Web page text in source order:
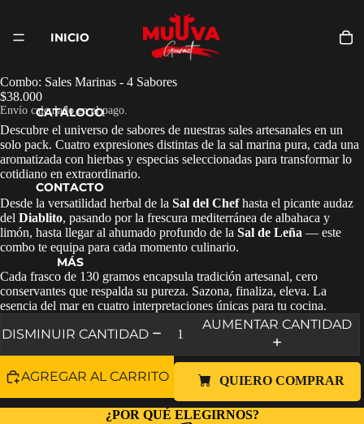
INICIO
CATÁLOGO
CONTACTO
MÁS
Combo: Sales Marinas - 4 Sabores
$38.000
Envío calculado en el pago.
Descubre el universo de sabores de nuestras sales artesanales en un
solo pack. Cuatro expresiones distintas de la sal marina pura, cada una
aromatizada con hierbas y especias seleccionadas para transformar lo
cotidiano en extraordinario.
Desde la versatilidad herbal de la Sal del Chefhasta el picante audaz
del Diablito, pasando por la frescura mediterránea de albahaca y
limón, hasta llegar al ahumado profundo de la Sal de Leña — este
combo te equipa para cada momento culinario.
Cada frasco de 130 gramos encapsula tradición artesanal, cero
conservantes que respalda su pureza. Sazona, finaliza, eleva. La
esencia del mar en cuatro interpretaciones únicas para tu cocina.
DISMINUIR CANTIDAD
AUMENTAR CANTIDAD
AGREGAR AL CARRITO QUIERO COMPRAR
¿POR QUÉ ELEGIRNOS?